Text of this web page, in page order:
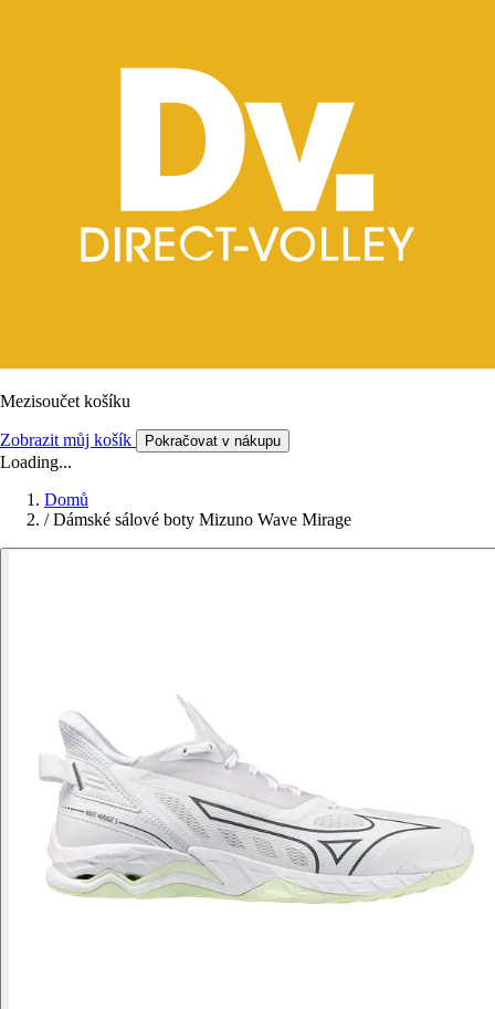
Mezisoučet košíku
Zobrazit můj košík Pokračovat v nákupu
Loading...
Domů
/ Dámské sálové boty Mizuno Wave Mirage